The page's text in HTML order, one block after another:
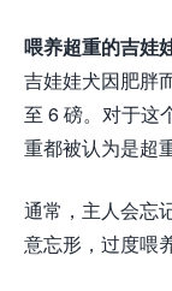
喂养超重的吉娃
吉娃娃犬因肥胖
至 6 磅。对于这
重都被认为是超重
通常，主人会忘
意忘形，过度喂